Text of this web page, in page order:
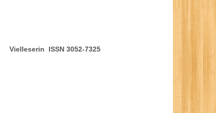
Vielleserin ISSN 3052-7325